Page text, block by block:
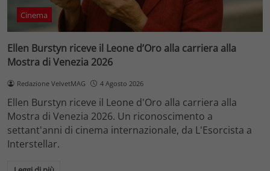
Cinema
Ellen Burstyn riceve il Leone d’Oro alla carriera alla
Mostra di Venezia 2026
Redazione VelvetMAG 4 Agosto 2026
Ellen Burstyn riceve il Leone d'Oro alla carriera alla
Mostra di Venezia 2026. Un riconoscimento a
settant'anni di cinema internazionale, da L'Esorcista a
Interstellar.